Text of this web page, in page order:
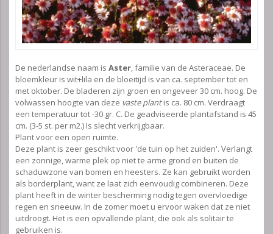
De nederlandse naam is Aster, familie van de Asteraceae. De
bloemkleur is wit+lila en de bloeitijd is van ca. september tot en
met oktober. De bladeren zijn groen en ongeveer 30 cm. hoog. De
volwassen hoogte van deze vaste plantis ca. 80 cm. Verdraagt
een temperatuur tot -30 gr. C. De geadviseerde plantafstand is 45
cm. (3-5 st. per m2.) Is slecht verkrijgbaar.
Plant voor een open ruimte.
Deze plant is zeer geschikt voor 'de tuin op het zuiden'. Verlangt
een zonnige, warme plek op niet te arme grond en buiten de
schaduwzone van bomen en heesters. Ze kan gebruikt worden
als borderplant, want ze laat zich eenvoudig combineren. Deze
plant heeft in de winter bescherming nodig tegen overvloedige
regen en sneeuw. In de zomer moet u ervoor waken dat ze niet
uitdroogt. Het is een opvallende plant, die ook als solitair te
gebruiken is.